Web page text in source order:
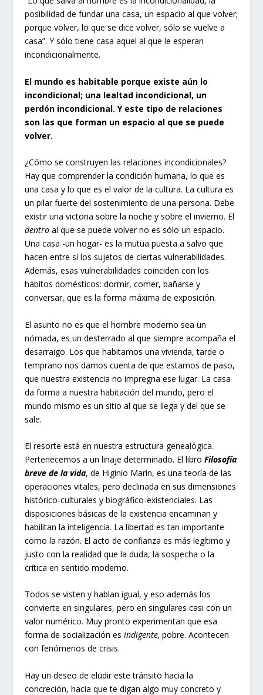
posibilidad de fundar una casa, un espacio al que volver;
porque volver, lo que se dice volver, sólo se vuelve a
casa”. Y sólo tiene casa aquel al que le esperan
incondicionalmente.
El mundo es habitable porque existe aún lo
incondicional; una lealtad incondicional, un
perdón incondicional. Y este tipo de relaciones
son las que forman un espacio al que se puede
volver.
¿Cómo se construyen las relaciones incondicionales?
Hay que comprender la condición humana, lo que es
una casa y lo que es el valor de la cultura. La cultura es
un pilar fuerte del sostenimiento de una persona. Debe
existir una victoria sobre la noche y sobre el invierno. El
dentro al que se puede volver no es sólo un espacio.
Una casa -un hogar- es la mutua puesta a salvo que
hacen entre sí los sujetos de ciertas vulnerabilidades.
Además, esas vulnerabilidades coinciden con los
hábitos domésticos: dormir, comer, bañarse y
conversar, que es la forma máxima de exposición.
El asunto no es que el hombre moderno sea un
nómada, es un desterrado al que siempre acompaña el
desarraigo. Los que habitamos una vivienda, tarde o
temprano nos damos cuenta de que estamos de paso,
que nuestra existencia no impregna ese lugar. La casa
da forma a nuestra habitación del mundo, pero el
mundo mismo es un sitio al que se llega y del que se
sale.
El resorte está en nuestra estructura genealógica.
Pertenecemos a un linaje determinado. El libroFilosofía
breve de la vida, de Higinio Marín, es una teoría de las
operaciones vitales, pero declinada en sus dimensiones
histórico-culturales y biográfico-existenciales. Las
disposiciones básicas de la existencia encaminan y
habilitan la inteligencia. La libertad es tan importante
como la razón. El acto de confianza es más legítimo y
justo con la realidad que la duda, la sospecha o la
crítica en sentido moderno.
Todos se visten y hablan igual, y eso además los
convierte en singulares, pero en singulares casi con un
valor numérico. Muy pronto experimentan que esa
forma de socialización esindigente, pobre. Acontecen
con fenómenos de crisis.
Hay un deseo de eludir este tránsito hacia la
concreción, hacia que te digan algo muy concreto y